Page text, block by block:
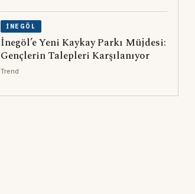
İNEGÖL
İnegöl’e Yeni Kaykay Parkı Müjdesi:
Gençlerin Talepleri Karşılanıyor
Trend